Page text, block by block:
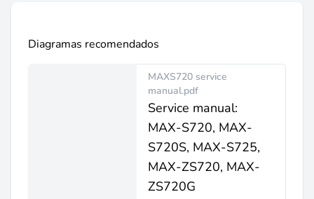
Diagramas recomendados
MAXS720 service
manual.pdf
Service manual:
MAX-S720, MAX-
S720S, MAX-S725,
MAX-ZS720, MAX-
ZS720G